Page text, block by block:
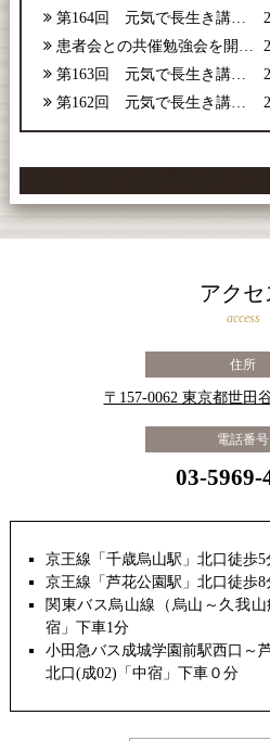
第164回 元気で長生き講座【2026年7月号】
患者会との共催勉強会を開催しました
第163回 元気で長生き講座【2026年6月号】
第162回 元気で長生き講座【2026年5月号】
アクセ
access
住所
〒157-0062 東京都世田
電話番号
03-5969-
京王線「千歳烏山駅」北口徒歩5
京王線「芦花公園駅」北口徒歩8
関東バス烏山線（烏山～久我
宿」下車1分
小田急バス成城学園前駅西口～
北口(成02)「中宿」下車０分